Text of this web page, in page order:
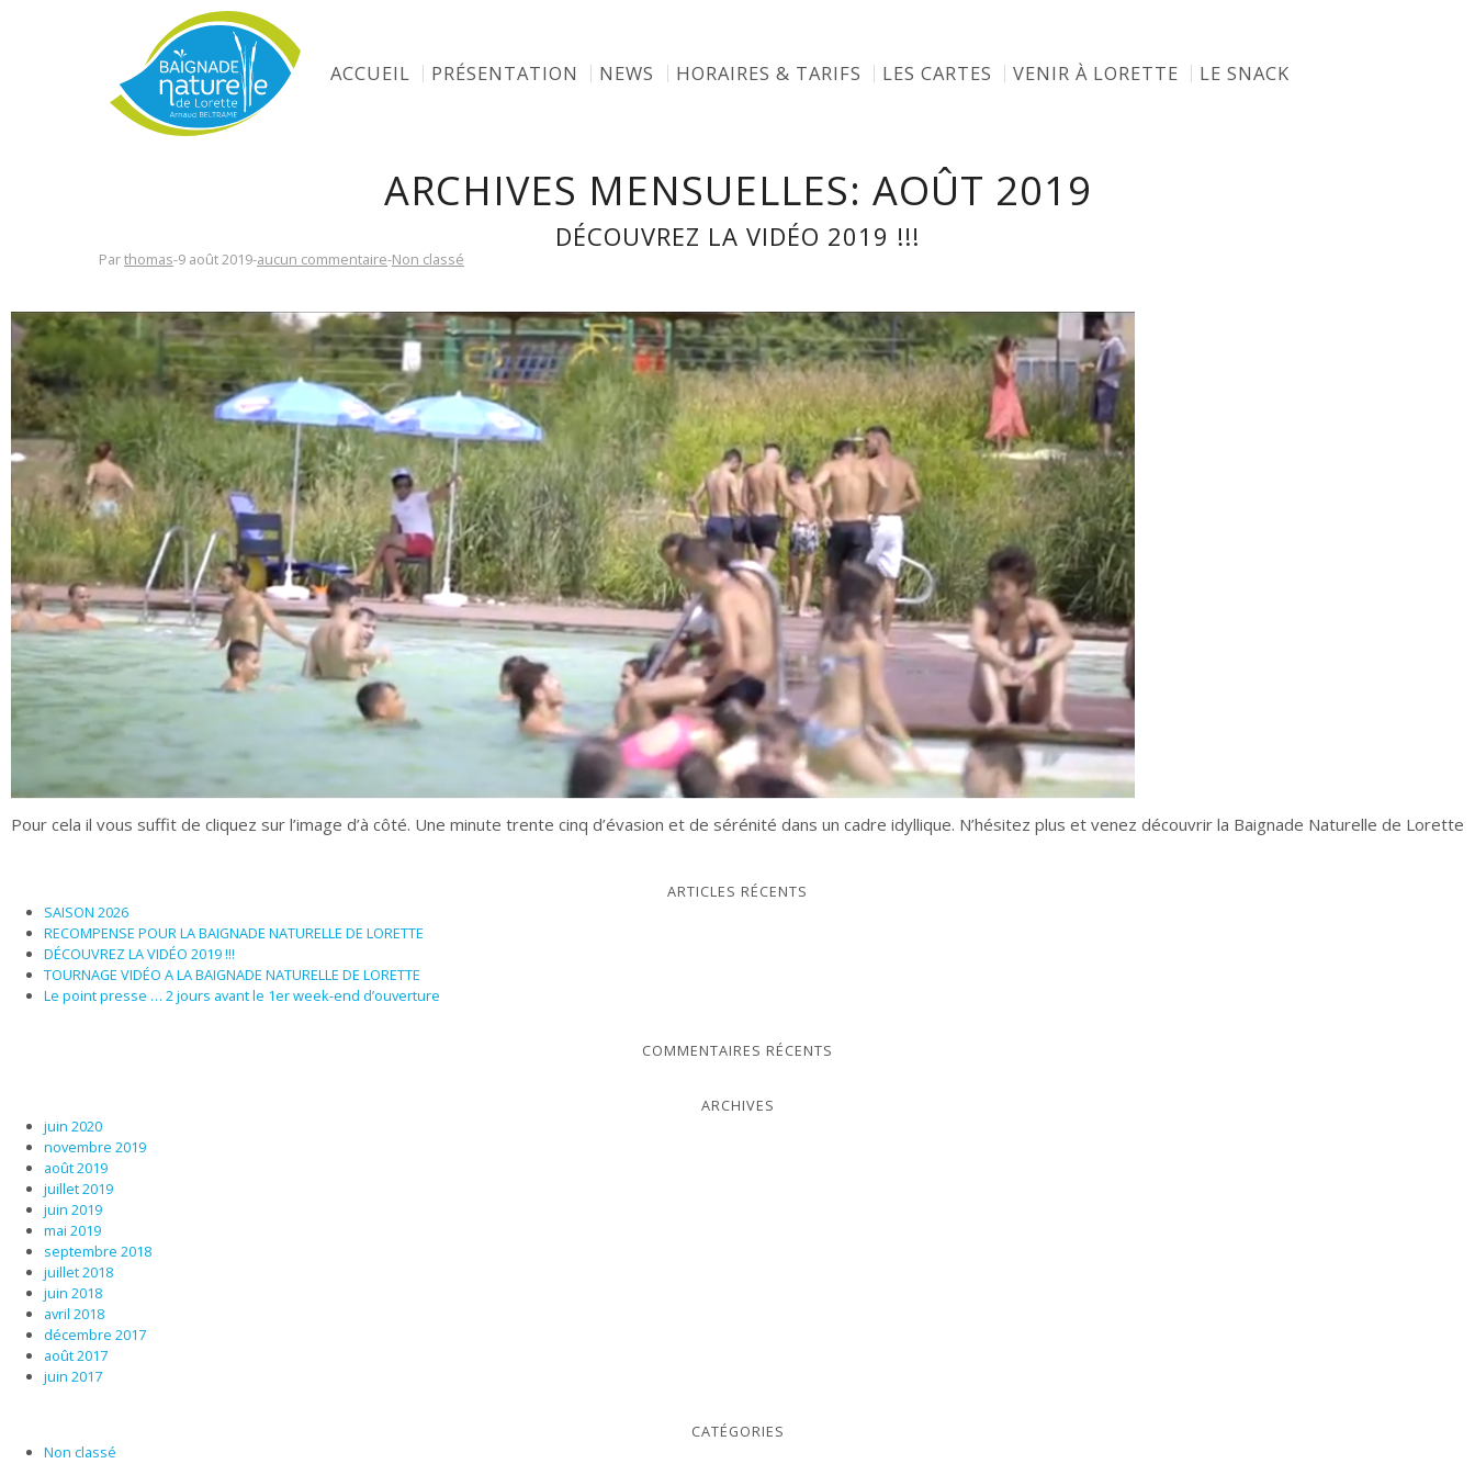
ACCUEIL PRÉSENTATION NEWS HORAIRES & TARIFS LES CARTES VENIR À LORETTE LE SNACK
ARCHIVES MENSUELLES: AOÛT 2019
DÉCOUVREZ LA VIDÉO 2019 !!!
Parthomas-9 août 2019-aucun commentaire-Non classé
Pour cela il vous suffit de cliquez sur l’image d’à côté. Une minute trente cinq d’évasion et de sérénité dans un cadre idyllique. N’hésitez plus et venez découvrir la Baignade Naturelle de Lorette
ARTICLES RÉCENTS
SAISON 2026
RECOMPENSE POUR LA BAIGNADE NATURELLE DE LORETTE
DÉCOUVREZ LA VIDÉO 2019 !!!
TOURNAGE VIDÉO A LA BAIGNADE NATURELLE DE LORETTE
Le point presse … 2 jours avant le 1er week-end d’ouverture
COMMENTAIRES RÉCENTS
ARCHIVES
juin 2020
novembre 2019
août 2019
juillet 2019
juin 2019
mai 2019
septembre 2018
juillet 2018
juin 2018
avril 2018
décembre 2017
août 2017
juin 2017
CATÉGORIES
Non classé